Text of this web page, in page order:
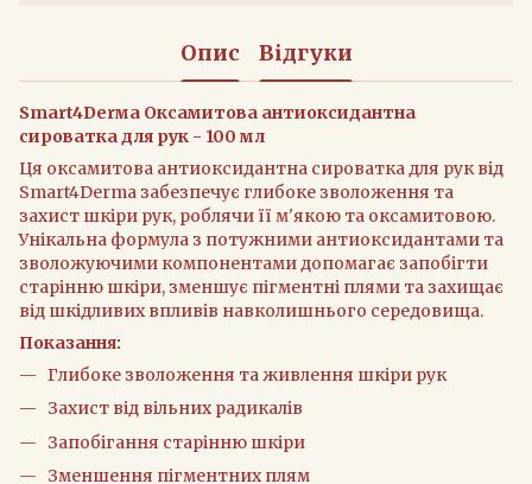
Опис Відгуки
Smart4Derма Оксамитова антиоксидантна
сироватка для рук - 100 мл
Ця оксамитова антиоксидантна сироватка для рук від
Smart4Derma забезпечує глибоке зволоження та
захист шкіри рук, роблячи її м'якою та оксамитовою.
Унікальна формула з потужними антиоксидантами та
зволожуючими компонентами допомагає запобігти
старінню шкіри, зменшує пігментні плями та захищає
від шкідливих впливів навколишнього середовища.
Показання:
Глибоке зволоження та живлення шкіри рук
Захист від вільних радикалів
Запобігання старінню шкіри
Зменшення пігментних плям